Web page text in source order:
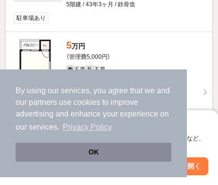
By using our services, you agree that we and
our partners use cookies to improve
advertising and enhance your experience on
our services.
Privacy Policy
OK
アプリに切り替えて、サクサクお部屋探し
会員登録なしですぐ使える。マップ検索やお気に入り保存など、
アプリを開く
5階建 / 43年3ヶ月 / 鉄骨造
駐車場あり
5万円
（管理費5,000円）
敷 不要 礼 不要
お問い合わせ（無料）
絞り込み条件を変更